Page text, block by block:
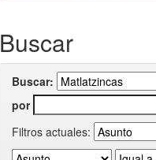
Buscar
Buscar:
por
Filtros actuales: